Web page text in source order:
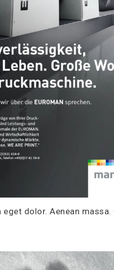
dolor. Aenean massa.